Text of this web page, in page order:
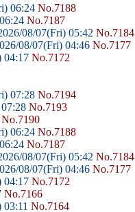
06:24 No.7188
No.7187
08/07(Fri) 05:42 No.7184
08/07(Fri) 04:46 No.7177
04:17 No.7172
07:28 No.7194
No.7193
No.7190
06:24 No.7188
No.7187
08/07(Fri) 05:42 No.7184
08/07(Fri) 04:46 No.7177
04:17 No.7172
No.7166
No.7164